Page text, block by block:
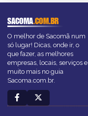
SACOMA.COM.BR
O melhor de Sacomã num
só lugar! Dicas, onde ir, o
que fazer, as melhores
empresas, locais, serviços e
muito mais no guia
Sacoma.com.br.